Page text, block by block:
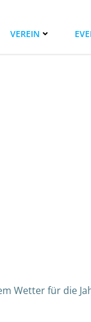
VEREIN
Wetter für die